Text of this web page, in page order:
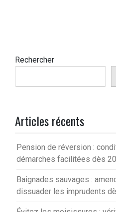
Rechercher
Articles récents
Pension de réversion :
démarches facilitées dès
Baignades sauvages :
dissuader les imprudents